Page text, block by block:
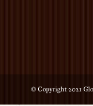
© Copyright 2021